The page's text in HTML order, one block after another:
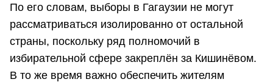
По его словам, выборы в Гагаузии не могут
рассматриваться изолированно от остальной
страны, поскольку ряд полномочий в
избирательной сфере закреплён за Кишинёвом.
В то же время важно обеспечить жителям